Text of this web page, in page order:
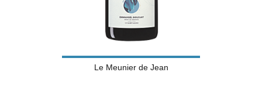
Le Meunier de Jean